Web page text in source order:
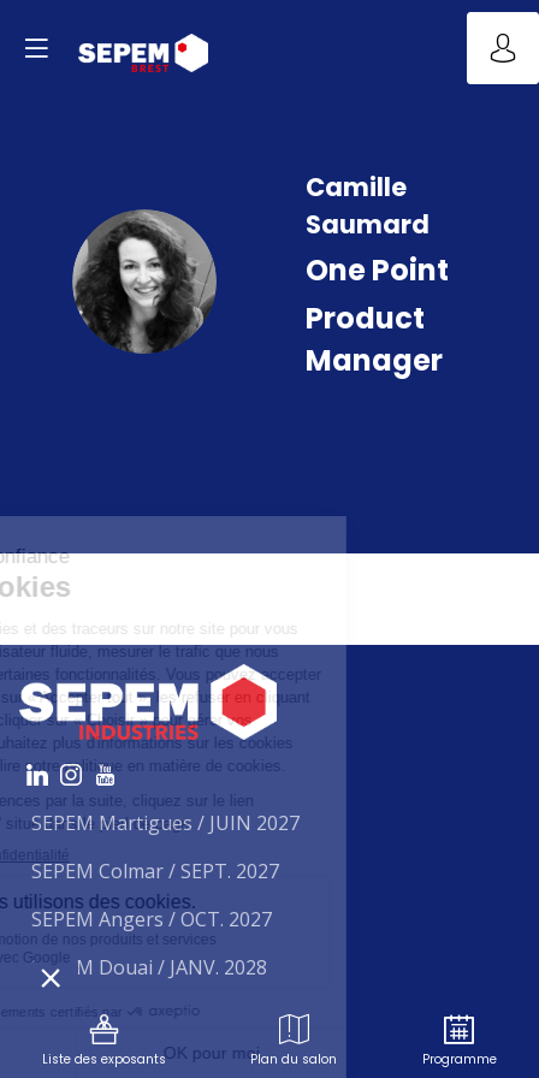
CS
Camille
Saumard
One Point
Product
Manager
SEPEM Martigues / JUIN 2027
SEPEM Colmar / SEPT. 2027
SEPEM Angers / OCT. 2027
SEPEM Douai / JANV. 2028
SEPEM Brest / JUIN 2026
SEPEM Toulouse / SEPT. 2026
Liste des exposants Plan du salon Programme